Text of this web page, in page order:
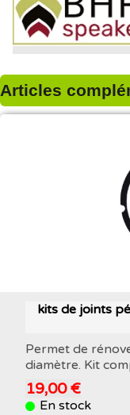
Articles
kits de joints
Permet de
diamètre. Kit
19,00 €
En stock